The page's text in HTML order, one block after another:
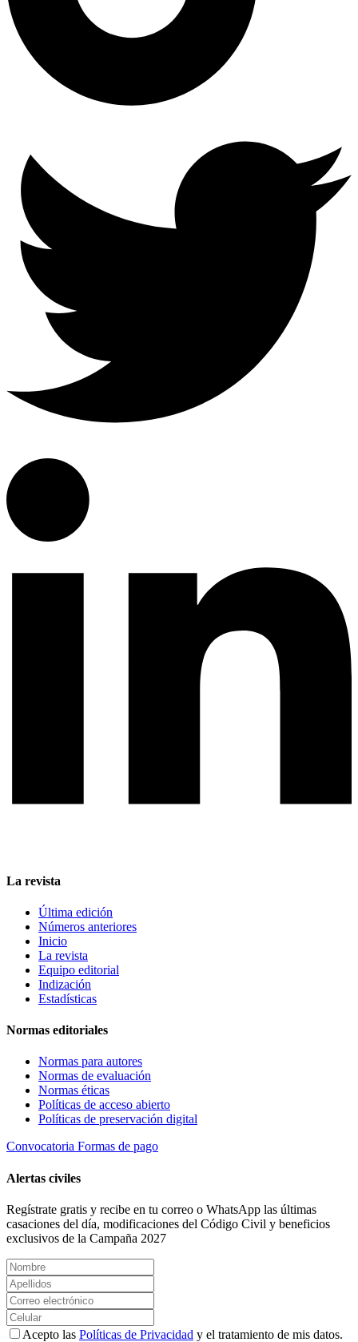
La revista
Última edición
Números anteriores
Inicio
La revista
Equipo editorial
Indización
Estadísticas
Normas editoriales
Normas para autores
Normas de evaluación
Normas éticas
Políticas de acceso abierto
Políticas de preservación digital
Convocatoria Formas de pago
Alertas civiles
Regístrate gratis y recibe en tu correo o WhatsApp las últimas
casaciones del día, modificaciones del Código Civil y beneficios
exclusivos de la Campaña 2027
Acepto las Políticas de Privacidad y el tratamiento de mis datos.